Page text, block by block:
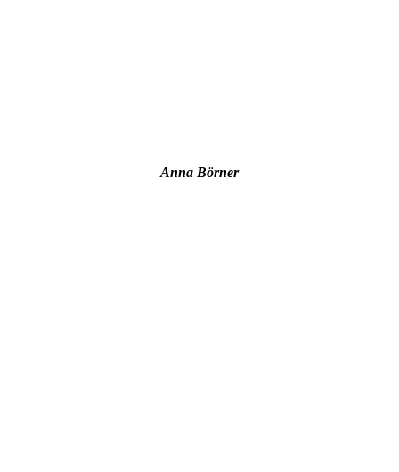
Anna Börner